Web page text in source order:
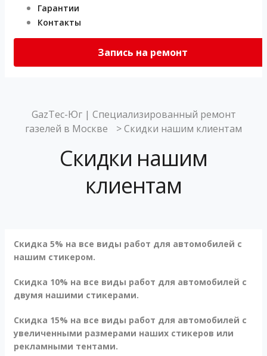
Гарантии
Контакты
Запись на ремонт
GazTec-Юг | Специализированный ремонт
газелей в Москве
>Скидки нашим клиентам
Скидки нашим
клиентам
Cкидка 5% на все виды работ для автомобилей с
нашим стикером.
Cкидка 10% на все виды работ для автомобилей с
двумя нашими стикерами.
Cкидка 15% на все виды работ для автомобилей с
увеличенными размерами наших стикеров или
рекламными тентами.